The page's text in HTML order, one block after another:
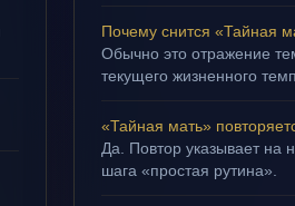
Почему снится «Тайная
Обычно это отражение
текущего жизненного
«Тайная мать»
Да. Повтор указывает на
шага «простая рутина».